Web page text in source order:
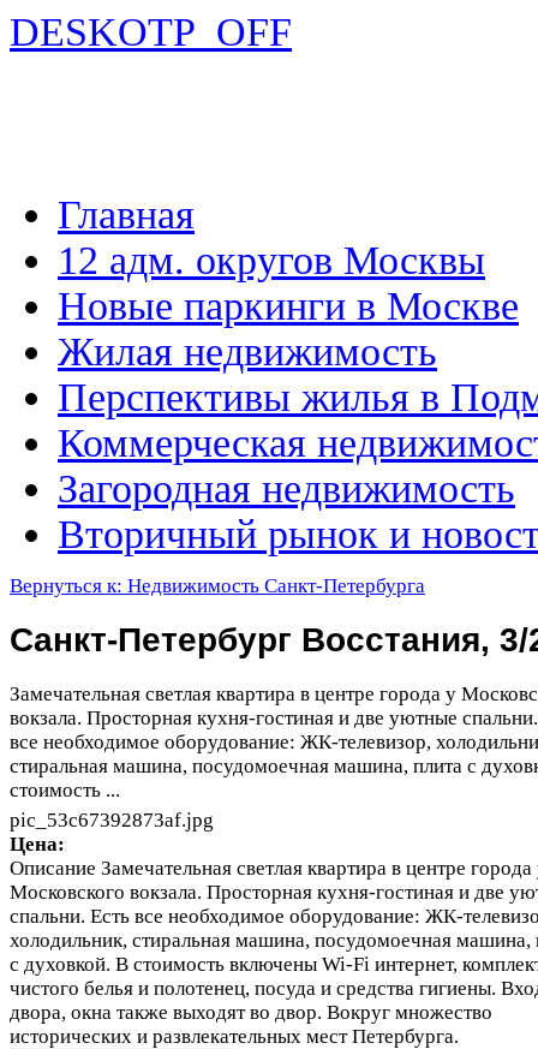
DESKOTP_OFF
Главная
12 адм. округов Москвы
Новые паркинги в Москве
Жилая недвижимость
Перспективы жилья в
Коммерческая
Загородная недвижимость
Вторичный рынок и
Вернуться к: Недвижимость Санкт-Петербурга
Санкт-Петербург Восстания, 3/
Замечательная светлая квартира в центре города у
вокзала. Просторная кухня-гостиная и две уютные
все необходимое оборудование: ЖК-телевизор,
стиральная машина, посудомоечная машина, плита с
стоимость ...
pic_53c67392873af.jpg
Цена:
Описание Замечательная светлая квартира в центре города
Московского вокзала. Просторная кухня-гостиная и две
спальни. Есть все необходимое оборудование: ЖК-
холодильник, стиральная машина, посудомоечная машина,
с духовкой. В стоимость включены Wi-Fi интернет,
чистого белья и полотенец, посуда и средства гигиены.
двора, окна также выходят во двор. Вокруг множество
исторических и развлекательных мест Петербурга.